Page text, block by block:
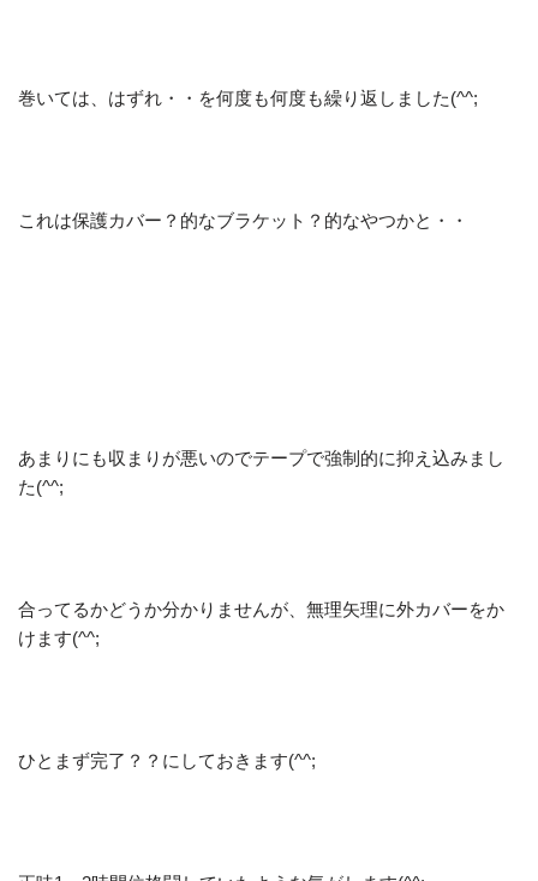
巻いては、はずれ・・を何度も何度も繰り返しました(^^;
これは保護カバー？的なブラケット？的なやつかと・・
あまりにも収まりが悪いのでテープで強制的に抑え込みまし
た(^^;
合ってるかどうか分かりませんが、無理矢理に外カバーをか
けます(^^;
ひとまず完了？？にしておきます(^^;